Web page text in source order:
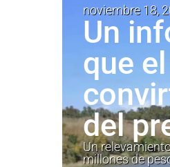
noviembre 18,
Un
que
del
Un
millones de